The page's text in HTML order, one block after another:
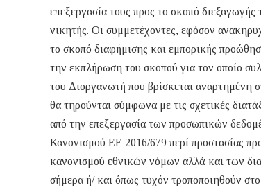
επεξεργασία τους προς το σκοπό
νικητής. Οι συμμετέχοντες, εφόσον
το σκοπό διαφήμισης και εμπορικής
την εκπλήρωση του σκοπού για τον οποίο
του Διοργανωτή που βρίσκεται
θα τηρούνται σύμφωνα με τις σχετικές
από την επεξεργασία των προσωπικών
Κανονισμού ΕΕ 2016/679 περί προστασίας
κανονισμού εθνικών νόμων αλλά και των
σήμερα ή/ και όπως τυχόν τροποποιηθούν